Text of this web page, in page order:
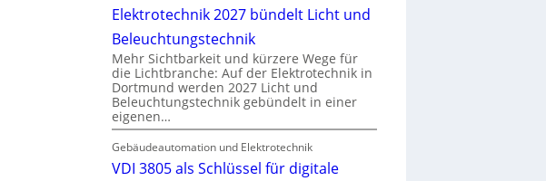
Elektrotechnik 2027 bündelt Licht und
Beleuchtungstechnik
Mehr Sichtbarkeit und kürzere Wege für
die Lichtbranche: Auf der Elektrotechnik in
Dortmund werden 2027 Licht und
Beleuchtungstechnik gebündelt in einer
eigenen…
Gebäudeautomation und Elektrotechnik
VDI 3805 als Schlüssel für digitale